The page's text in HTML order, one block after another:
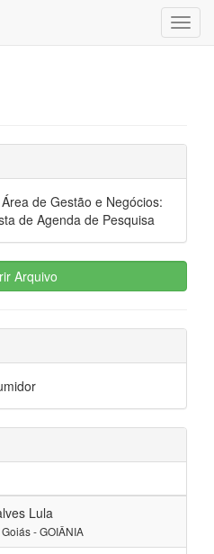
de Gestão e Negócios:
de Agenda de Pesquisa
Arquivo
Lula
- GOIÂNIA